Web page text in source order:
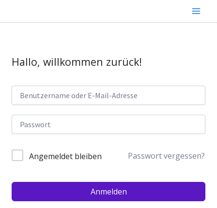
Hallo, willkommen zurück!
Angemeldet bleiben Passwort vergessen?
Anmelden